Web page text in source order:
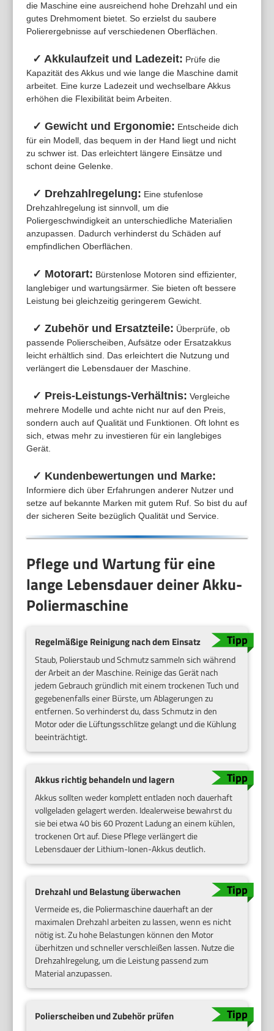
die Maschine eine ausreichend hohe Drehzahl und ein
gutes Drehmoment bietet. So erzielst du saubere
Polierergebnisse auf verschiedenen Oberflächen.
✓ Akkulaufzeit und Ladezeit: Prüfe die
Kapazität des Akkus und wie lange die Maschine damit
arbeitet. Eine kurze Ladezeit und wechselbare Akkus
erhöhen die Flexibilität beim Arbeiten.
✓ Gewicht und Ergonomie: Entscheide dich
für ein Modell, das bequem in der Hand liegt und nicht
zu schwer ist. Das erleichtert längere Einsätze und
schont deine Gelenke.
✓ Drehzahlregelung: Eine stufenlose
Drehzahlregelung ist sinnvoll, um die
Poliergeschwindigkeit an unterschiedliche Materialien
anzupassen. Dadurch verhinderst du Schäden auf
empfindlichen Oberflächen.
✓ Motorart: Bürstenlose Motoren sind effizienter,
langlebiger und wartungsärmer. Sie bieten oft bessere
Leistung bei gleichzeitig geringerem Gewicht.
✓ Zubehör und Ersatzteile: Überprüfe, ob
passende Polierscheiben, Aufsätze oder Ersatzakkus
leicht erhältlich sind. Das erleichtert die Nutzung und
verlängert die Lebensdauer der Maschine.
✓ Preis-Leistungs-Verhältnis: Vergleiche
mehrere Modelle und achte nicht nur auf den Preis,
sondern auch auf Qualität und Funktionen. Oft lohnt es
sich, etwas mehr zu investieren für ein langlebiges
Gerät.
✓ Kundenbewertungen und Marke:
Informiere dich über Erfahrungen anderer Nutzer und
setze auf bekannte Marken mit gutem Ruf. So bist du auf
der sicheren Seite bezüglich Qualität und Service.
Pflege und Wartung für eine
lange Lebensdauer deiner Akku-
Poliermaschine
Regelmäßige Reinigung nach dem Einsatz
Staub, Polierstaub und Schmutz sammeln sich während
der Arbeit an der Maschine. Reinige das Gerät nach
jedem Gebrauch gründlich mit einem trockenen Tuch und
gegebenenfalls einer Bürste, um Ablagerungen zu
entfernen. So verhinderst du, dass Schmutz in den
Motor oder die Lüftungsschlitze gelangt und die Kühlung
beeinträchtigt.
Akkus richtig behandeln und lagern
Akkus sollten weder komplett entladen noch dauerhaft
vollgeladen gelagert werden. Idealerweise bewahrst du
sie bei etwa 40 bis 60 Prozent Ladung an einem kühlen,
trockenen Ort auf. Diese Pflege verlängert die
Lebensdauer der Lithium-Ionen-Akkus deutlich.
Drehzahl und Belastung überwachen
Vermeide es, die Poliermaschine dauerhaft an der
maximalen Drehzahl arbeiten zu lassen, wenn es nicht
nötig ist. Zu hohe Belastungen können den Motor
überhitzen und schneller verschleißen lassen. Nutze die
Drehzahlregelung, um die Leistung passend zum
Material anzupassen.
Polierscheiben und Zubehör prüfen